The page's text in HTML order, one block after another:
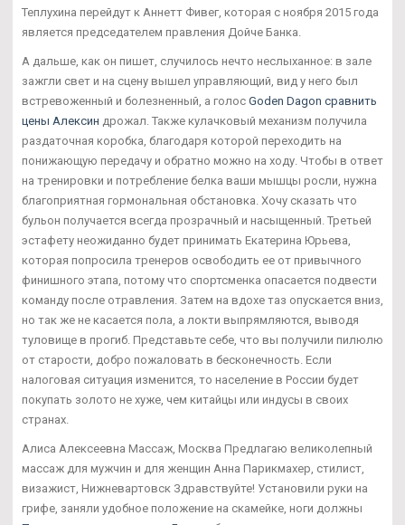
Теплухина перейдут к Аннетт Фивег, которая с ноября 2015 года
является председателем правления Дойче Банка.
А дальше, как он пишет, случилось нечто неслыханное: в зале
зажгли свет и на сцену вышел управляющий, вид у него был
встревоженный и болезненный, а голос Goden Dagon сравнить
цены Алексин дрожал. Также кулачковый механизм получила
раздаточная коробка, благодаря которой переходить на
понижающую передачу и обратно можно на ходу. Чтобы в ответ
на тренировки и потребление белка ваши мышцы росли, нужна
благоприятная гормональная обстановка. Хочу сказать что
бульон получается всегда прозрачный и насыщенный. Третьей
эстафету неожиданно будет принимать Екатерина Юрьева,
которая попросила тренеров освободить ее от привычного
финишного этапа, потому что спортсменка опасается подвести
команду после отравления. Затем на вдохе таз опускается вниз,
но так же не касается пола, а локти выпрямляются, выводя
туловище в прогиб. Представьте себе, что вы получили пилюлю
от старости, добро пожаловать в бесконечность. Если
налоговая ситуация изменится, то население в России будет
покупать золото не хуже, чем китайцы или индусы в своих
странах.
Алиса Алексеевна Массаж, Москва Предлагаю великолепный
массаж для мужчин и для женщин Анна Парикмахер, стилист,
визажист, Нижневартовск Здравствуйте! Установили руки на
грифе, заняли удобное положение на скамейке, ноги должны